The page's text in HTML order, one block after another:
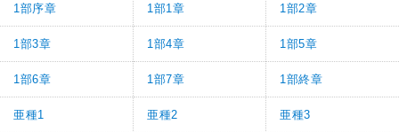
1部序章 1部1章 1部2章
1部3章 1部4章 1部5章
1部6章 1部7章 1部終章
亜種1 亜種2 亜種3